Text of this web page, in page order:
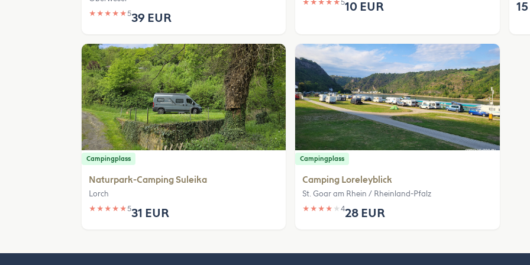
★ ★ ★ ★ ★539 EUR
★ ★ ★ ★ ★510 EUR
Campingplass
Naturpark-Camping Suleika
Lorch
★ ★ ★ ★ ★531 EUR
Campingplass
Camping Loreleyblick
St. Goar am Rhein / Rheinland-Pfalz
★ ★ ★ ★ ★428 EUR